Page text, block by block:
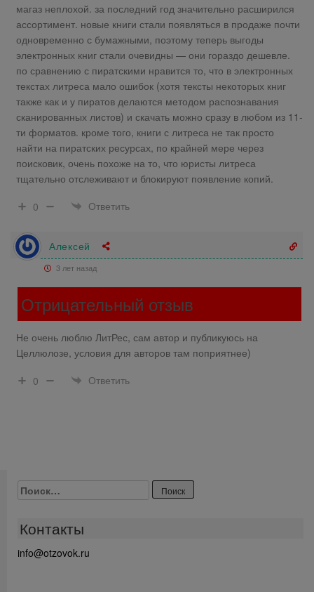
магаз неплохой. за последний год значительно расширился
ассортимент. новые книги стали появляться в продаже почти
одновременно с бумажными, поэтому теперь выгоды
электронных книг стали очевидны — они гораздо дешевле.
по сравнению с пиратскими нравится то, что в электронных
текстах литреса мало ошибок (хотя тексты некоторых книг
также как и у пиратов делаются методом распознавания
сканированных листов) и скачать можно сразу в любом из 11-
ти форматов. кроме того, книги с литреса не так просто
найти на пиратских ресурсах, по крайней мере через
поисковик, очень похоже на то, что юристы литреса
тщательно отслеживают и блокируют появление копий.
0
Ответить
Алексей
3 лет назад
Отрицательный отзыв
Не очень люблю ЛитРес, сам автор и публикуюсь на
Целлюлозе, условия для авторов там поприятнее)
0
Ответить
Найти:
Контакты
info@otzovok.ru